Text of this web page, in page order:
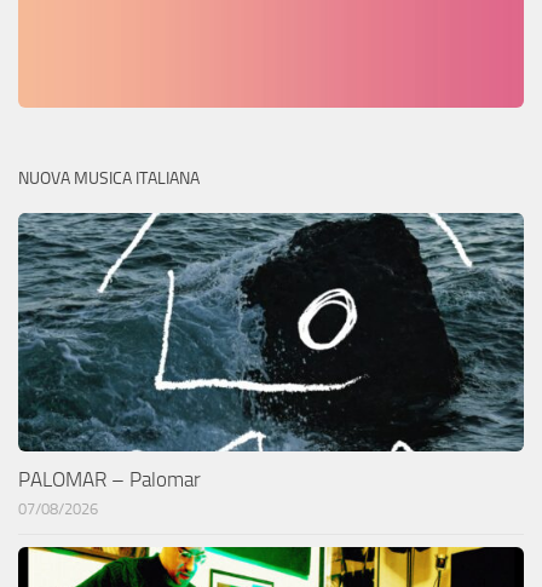
NUOVA MUSICA ITALIANA
PALOMAR – Palomar
07/08/2026